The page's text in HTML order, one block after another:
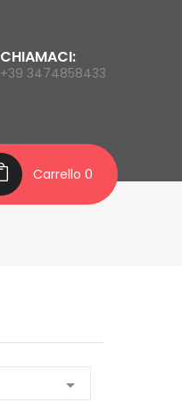
CHIAMACI:
+39 3474858433
Carrello 0
